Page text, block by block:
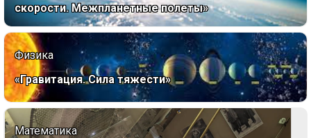
скорости. Межпланетные полеты»
Физика
«Гравитация. Сила тяжести»
Математика